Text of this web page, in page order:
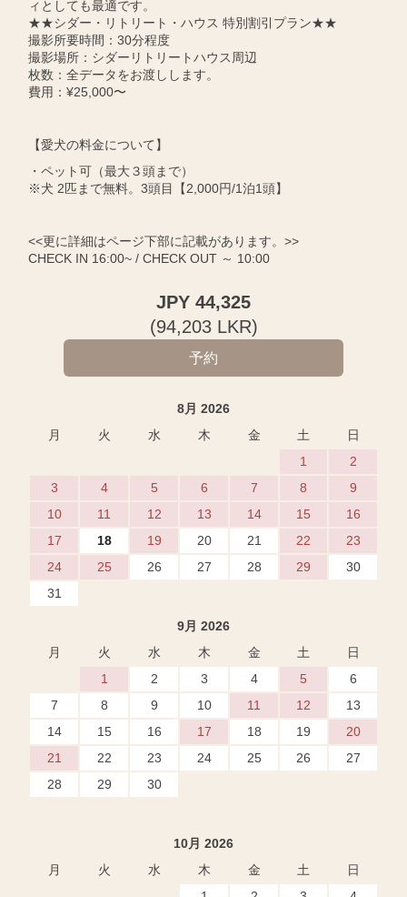
ィとしても最適です。
★★シダー・リトリート・ハウス 特別割引プラン★★
撮影所要時間：30分程度
撮影場所：シダーリトリートハウス周辺
枚数：全データをお渡しします。
費用：¥25,000〜
【愛犬の料金について】
・ペット可（最大３頭まで）
※犬 2匹まで無料。3頭目【2,000円/1泊1頭】
<<更に詳細はページ下部に記載があります。>>
CHECK IN 16:00~ / CHECK OUT ～ 10:00
JPY 44,325
(94,203LKR)
8月 2026
月
火 水 木 金 土
日
1
2
3
4 5 6 7 8
9
10
11 12 13 14 15
16
17
18 19 20 21 22
23
24
25 26 27 28 29
30
31
9月 2026
月
火 水 木 金 土
日
1
2 3 4 5
6
7
8 9 10 11 12
13
14
15 16 17 18 19
20
21
22 23 24 25 26
27
28
29 30
10月 2026
月
火 水 木 金 土
日